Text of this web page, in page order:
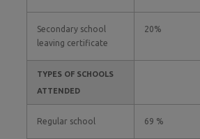
Secondary school
leaving certificate
20%
TYPES OF SCHOOLS
ATTENDED
Regular school 69 %